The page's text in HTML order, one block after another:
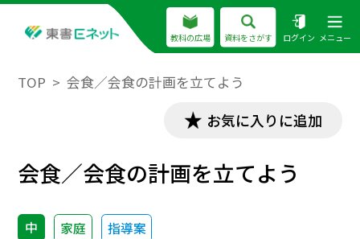
教科の広場 資料をさがす ログイン メニュー
TOP 会食／会食の計画を立てよう
お気に入りに追加
会食／会食の計画を立てよう
中 家庭 指導案